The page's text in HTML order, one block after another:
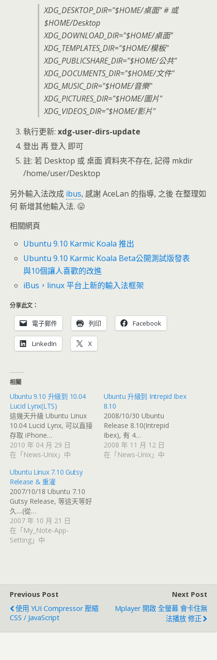
XDG_DESKTOP_DIR="$HOME/桌面" # 或
$HOME/Desktop
XDG_DOWNLOAD_DIR="$HOME/桌面"
XDG_TEMPLATES_DIR="$HOME/模板"
XDG_PUBLICSHARE_DIR="$HOME/公共"
XDG_DOCUMENTS_DIR="$HOME/文件"
XDG_MUSIC_DIR="$HOME/音樂"
XDG_PICTURES_DIR="$HOME/圖片"
XDG_VIDEOS_DIR="$HOME/影片"
執行更新:xdg-user-dirs-update
登出 再 登入 即可
註: 若 Desktop 或 桌面 資料夾不存在, 記得 mkdir
/home/user/Desktop
另外輸入法改成 ibus, 感謝 AceLan 的指導, 之後 在整理如
何 新增其他輸入法. 😛
相關網頁
Ubuntu 9.10 Karmic Koala 推出
Ubuntu 9.10 Karmic Koala Beta公開測試版發表
與10個讓人喜歡的改進
iBus，linux 平台上新的輸入法框架
分享此文：
電子郵件 列印 Facebook
LinkedIn X
相關
Ubuntu 9.10 升級到 10.04
Lucid Lynx(LTS)
這幾天升級 Ubuntu Linux
10.04 Lucid Lynx, 可以直接
存取 iPhone…
2010 年 04 月 29 日
在「News-Unix」中
Ubuntu 升級到 Intrepid Ibex
8.10
2008/10/30 Ubuntu
Release 8.10(Intrepid
Ibex), 有 4…
2008 年 11 月 12 日
在「News-Unix」中
Ubuntu Linux 7.10 Gutsy
Release & 重灌
2007/10/18 Ubuntu 7.10
Gutsy Release, 等這天等好
久....(從…
2007 年 10 月 21 日
在「My_Note-App-
Setting」中
Previous Post
使用 YUI Compressor 壓縮
CSS / JavaScript
Next Post
Mplayer 開啟 全螢幕 會卡住無
法播放 修正